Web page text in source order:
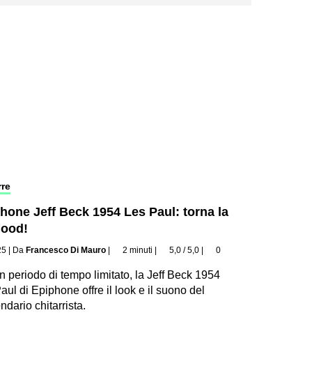
Jeff Beck 1954 Les Paul: torna la
Da Francesco Di Mauro 2 minuti 5,0 / 5,0 0
periodo di tempo limitato, la Jeff Beck 1954
di Epiphone offre il look e il suono del
chitarrista.